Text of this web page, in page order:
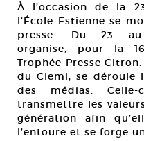
À l’occasion de la
l’École Estienne se
presse. Du 23
organise, pour la
Trophée Presse
du Clemi, se déroule
des médias.
transmettre les
génération afin
l’entoure et se forge